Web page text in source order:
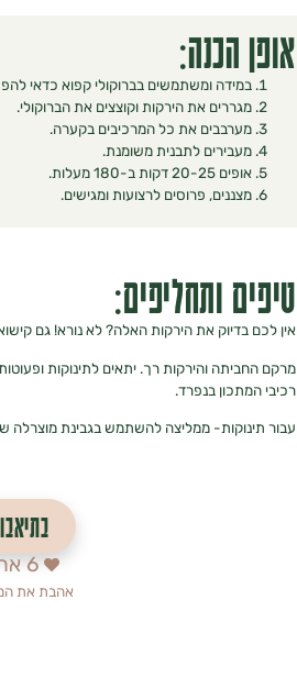
אופן הכנה:
במידה ומשתמשים בברוקולי קפוא כדאי
מגררים את הירקות וקוצצים את הברוקולי.
מערבבים את כל המרכיבים בקערה.
מעבירים לתבנית משומנת.
אופים 20-25 דקות ב-180 מעלות.
מצננים, פרוסים לרצועות ומגישים.
טיפים ותחליפים:
אין לכם בדיוק את הירקות האלה? לא נורא! גם
מרקם החביתה והירקות רך. יתאים לתינוקות
רכיבי המתכון בנפרד.
עבור תינוקות- ממליצה להשתמש בגבינת מוצרלה
6
אהבת את